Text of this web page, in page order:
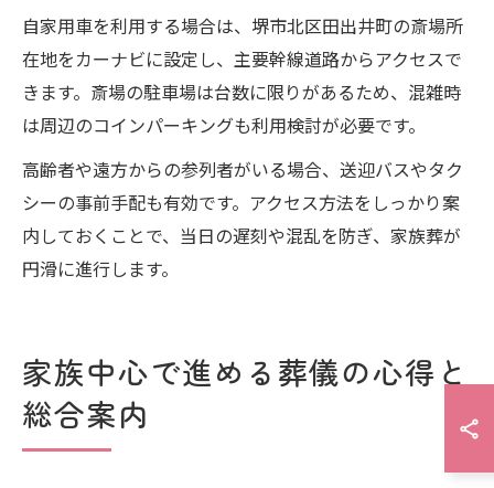
自家用車を利用する場合は、堺市北区田出井町の斎場所
在地をカーナビに設定し、主要幹線道路からアクセスで
きます。斎場の駐車場は台数に限りがあるため、混雑時
は周辺のコインパーキングも利用検討が必要です。
高齢者や遠方からの参列者がいる場合、送迎バスやタク
シーの事前手配も有効です。アクセス方法をしっかり案
内しておくことで、当日の遅刻や混乱を防ぎ、家族葬が
円滑に進行します。
家族中心で進める葬儀の心得と
総合案内